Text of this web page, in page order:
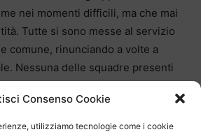
Consenso Cookie
utilizziamo tecnologie come i cookie
nei momenti difficili, ma che mai
Tutte si sono messe al servizio
comune, rinunciando a volte a
Nessuna delle squadre presenti
giocatrici senza che il rendimento
scossoni. Ancora una volta le
presidente Markesch hanno